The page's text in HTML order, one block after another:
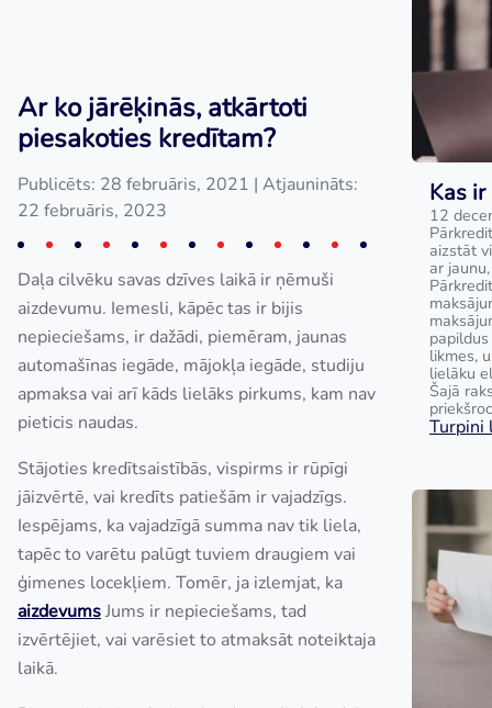
Ar ko jārēķinās, atkārtoti
piesakoties kredītam?
Publicēts: 28 februāris, 2021 | Atjaunināts:
22 februāris, 2023
Daļa cilvēku savas dzīves laikā ir ņēmuši
aizdevumu. Iemesli, kāpēc tas ir bijis
nepieciešams, ir dažādi, piemēram, jaunas
automašīnas iegāde, mājokļa iegāde, studiju
apmaksa vai arī kāds lielāks pirkums, kam nav
pieticis naudas.
Stājoties kredītsaistībās, vispirms ir rūpīgi
jāizvērtē, vai kredīts patiešām ir vajadzīgs.
Iespējams, ka vajadzīgā summa nav tik liela,
tapēc to varētu palūgt tuviem draugiem vai
ģimenes locekļiem. Tomēr, ja izlemjat, ka
aizdevumsJums ir nepieciešams, tad
izvērtējiet, vai varēsiet to atmaksāt noteiktaja
laikā.
Kas
12
aizstāt
ar
likmes,
lielāku
Šajā
Turpini